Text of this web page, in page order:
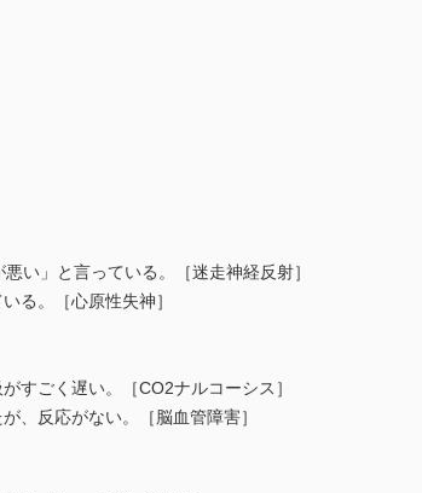
い」と言っている。［迷⾛神経反射］
る。［⼼原性失神］
すごく遅い。［CO2ナルコーシス］
、反応がない。［脳血管障害］